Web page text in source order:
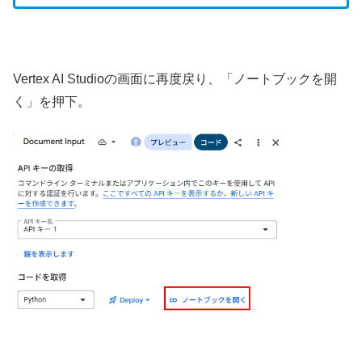
Vertex AI Studioの画面に再度戻り、「ノートブックを開
く」を押下。